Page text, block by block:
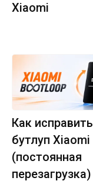
Xiaomi
Как исправить
бутлуп Xiaomi
(постоянная
перезагрузка)